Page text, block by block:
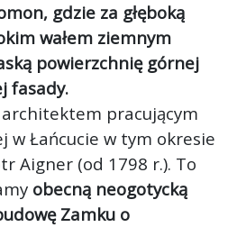
gdzie za głęboką
wałem ziemnym
powierzchnię górnej
fasady.
pracującym
w Łańcucie w tym okresie
Aigner (od 1798 r.). To
obecną neogotycką
Zamku o